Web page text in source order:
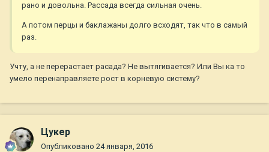
рано и довольна. Рассада всегда сильная очень.
А потом перцы и баклажаны долго всходят, так что в самый
раз.
Учту, а не перерастает расада? Не вытягивается? Или Вы ка то
умело перенаправляете рост в корневую систему?
Цукер
Опубликовано 24 января, 2016